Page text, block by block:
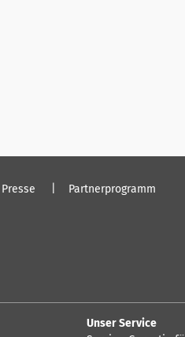
Presse Partnerprogramm
Unser Service